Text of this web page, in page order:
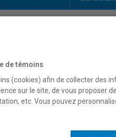
GEO8301
régional
de témoins
(cookies) afin de collecter des
sur le site, de vous proposer
etc. Vous pouvez